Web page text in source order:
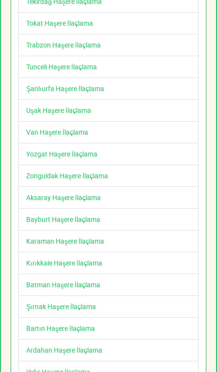
Tokat Haşere İlaçlama
Trabzon Haşere İlaçlama
Tunceli Haşere İlaçlama
Şanlıurfa Haşere İlaçlama
Uşak Haşere İlaçlama
Van Haşere İlaçlama
Yozgat Haşere İlaçlama
Zonguldak Haşere İlaçlama
Aksaray Haşere İlaçlama
Bayburt Haşere İlaçlama
Karaman Haşere İlaçlama
Kırıkkale Haşere İlaçlama
Batman Haşere İlaçlama
Şırnak Haşere İlaçlama
Bartın Haşere İlaçlama
Ardahan Haşere İlaçlama